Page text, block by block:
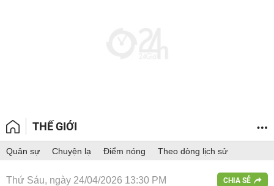
THẾ GIỚI
Quân sự Chuyện lạ Điểm nóng Theo dòng lịch sử
Thứ Sáu, ngày 24/04/2026 13:30 PM CHIA SẺ